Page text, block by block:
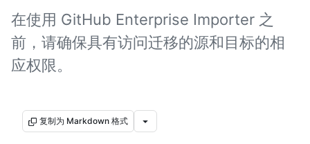
在使用 GitHub Enterprise Importer 之
前，请确保具有访问迁移的源和目标的相
应权限。
复制为 Markdown 格式